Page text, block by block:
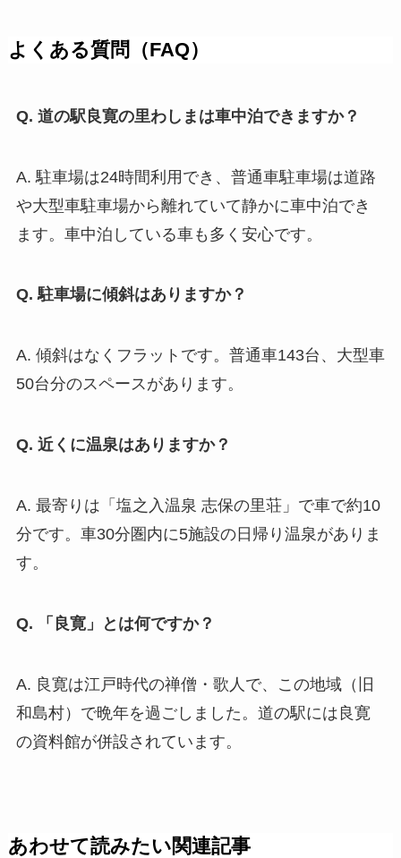
よくある質問（FAQ）
Q. 道の駅良寛の里わしまは車中泊できますか？
A. 駐車場は24時間利用でき、普通車駐車場は道路
や大型車駐車場から離れていて静かに車中泊でき
ます。車中泊している車も多く安心です。
Q. 駐車場に傾斜はありますか？
A. 傾斜はなくフラットです。普通車143台、大型車
50台分のスペースがあります。
Q. 近くに温泉はありますか？
A. 最寄りは「塩之入温泉 志保の里荘」で車で約10
分です。車30分圏内に5施設の日帰り温泉がありま
す。
Q. 「良寛」とは何ですか？
A. 良寛は江戸時代の禅僧・歌人で、この地域（旧
和島村）で晩年を過ごしました。道の駅には良寛
の資料館が併設されています。
あわせて読みたい関連記事